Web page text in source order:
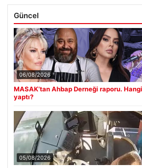
Güncel
06/08/2026
MASAK’tan Ahbap Derneği raporu.
yaptı?
05/08/2026